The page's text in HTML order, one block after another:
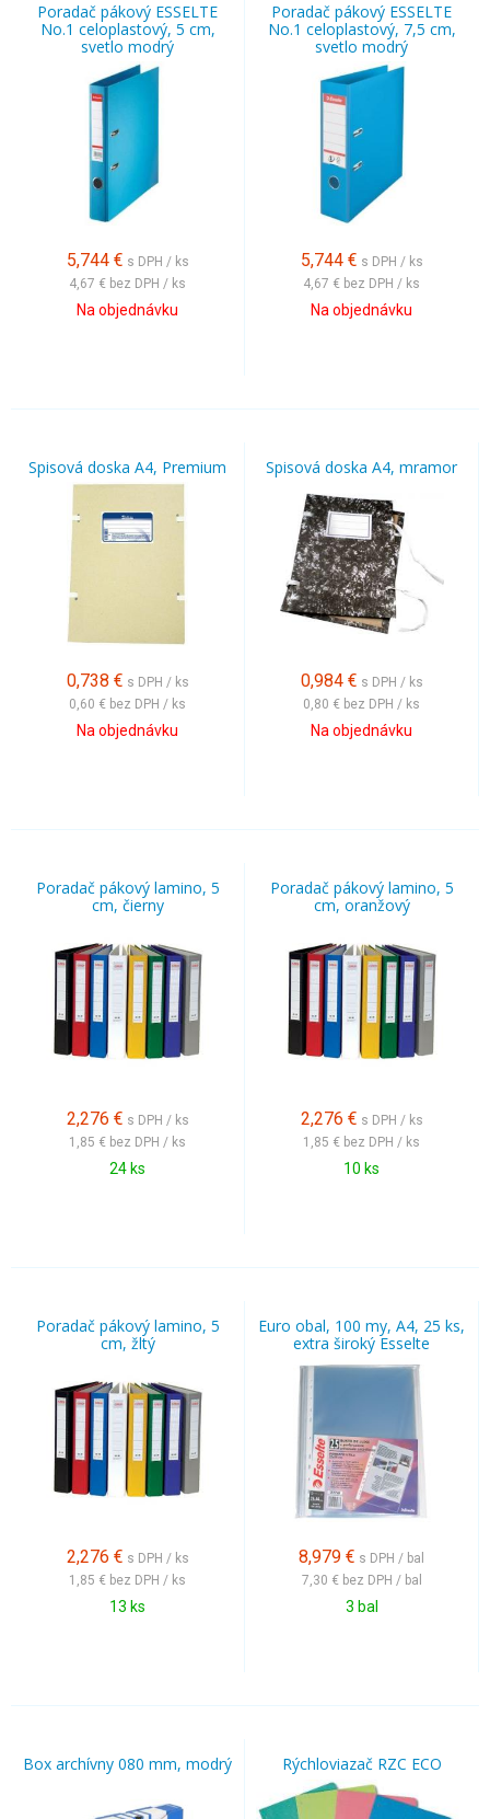
Poradač pákový ESSELTE
No.1 celoplastový, 5 cm,
svetlo modrý
5,744 € s DPH / ks
4,67 € bez DPH / ks
Na objednávku
Poradač pákový ESSELTE
No.1 celoplastový, 7,5 cm,
svetlo modrý
5,744 € s DPH / ks
4,67 € bez DPH / ks
Na objednávku
Spisová doska A4, Premium
0,738 € s DPH / ks
0,60 € bez DPH / ks
Na objednávku
Spisová doska A4, mramor
0,984 € s DPH / ks
0,80 € bez DPH / ks
Na objednávku
Poradač pákový lamino, 5
cm, čierny
2,276 € s DPH / ks
1,85 € bez DPH / ks
24 ks
Poradač pákový lamino, 5
cm, oranžový
2,276 € s DPH / ks
1,85 € bez DPH / ks
10 ks
Poradač pákový lamino, 5
cm, žltý
2,276 € s DPH / ks
1,85 € bez DPH / ks
13 ks
Euro obal, 100 my, A4, 25 ks,
extra široký Esselte
8,979 € s DPH / bal
7,30 € bez DPH / bal
3 bal
Box archívny 080 mm, modrý Rýchloviazač RZC ECO